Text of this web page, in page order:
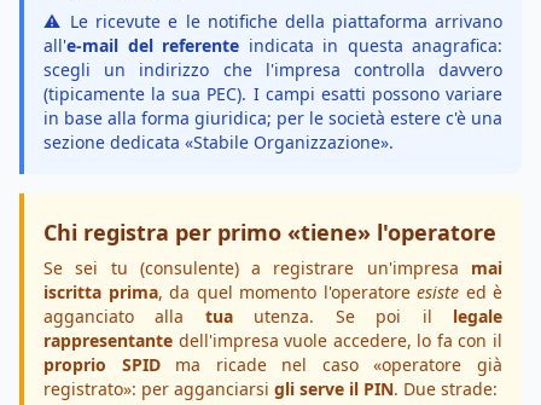
⚠️ Le ricevute e le notifiche della piattaforma arrivano
all'e-mail del referente indicata in questa anagrafica:
scegli un indirizzo che l'impresa controlla davvero
(tipicamente la sua PEC). I campi esatti possono variare
in base alla forma giuridica; per le società estere c'è una
sezione dedicata «Stabile Organizzazione».
Chi registra per primo «tiene» l'operatore
Se sei tu (consulente) a registrare un'impresa mai
iscritta prima, da quel momento l'operatore esiste ed è
agganciato alla tuautenza. Se poi il legale
rappresentante dell'impresa vuole accedere, lo fa con il
proprio SPIDma ricade nel caso «operatore già
registrato»: per agganciarsi gli serve il PIN. Due strade: